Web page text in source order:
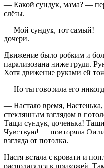
— Какой сундук, мама? —
слёзы.
— Мой сундук, тот самый! —
дочери.
Движение было робким и
парализована ниже груди.
Хотя движение руками ей
— Но ты говорила его
— Настало время,
стеклянным взглядом в
Тащи сундук, доченька!
Чувствую! — повторяла
взгляда от потолка.
Настя встала с кровати и
располагался в прихожей.